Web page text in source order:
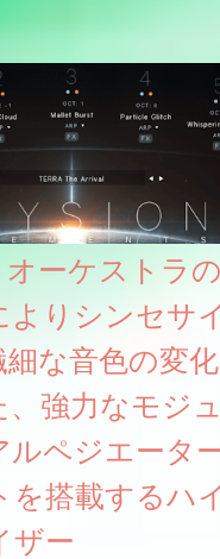
オーケストラ
よりシンセサ
細な音色の変
、強力なモジ
ルペジエータ
を搭載するハ
ザー